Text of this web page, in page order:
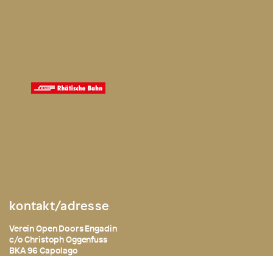
kontakt/adresse
Verein Open Doors Engadin
c/o Christoph Oggenfuss
BKA 96 Capolago